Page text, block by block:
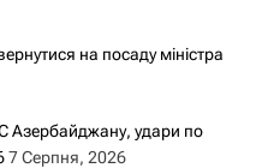
на посаду міністра
Азербайджану, удари по
7 Серпня, 2026